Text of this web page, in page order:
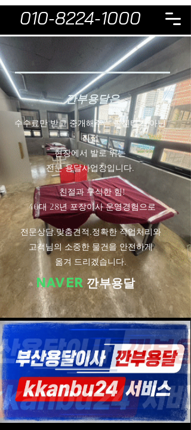
010-8224-1000
​깐부용달은
수수료만 받고 중개해주는 콜센터가 아닌
직접
현장에서 발로 뛰는
전문 용달사업장입니다.
친절과 무식한 힘!
40대 28년 포장이사 운영경험으로
전문상담.맞춤견적.정확한 작업처리와
고객님의 소중한 물건을 안전하게
​옮겨 드리겠습니다.
NAVER 깐부용달